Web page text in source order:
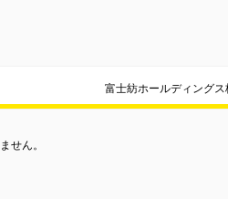
富士紡ホールディングス
せん。